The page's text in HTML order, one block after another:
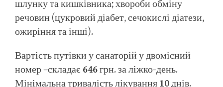
шлунку та кишківника; хвороби обміну
речовин (цукровий діабет, сечокислі діатези,
ожиріння та інші).
Вартість путівки у санаторій у двомісний
номер –складає 646грн. за ліжко-день.
Мінімальна тривалість лікування 10днів.